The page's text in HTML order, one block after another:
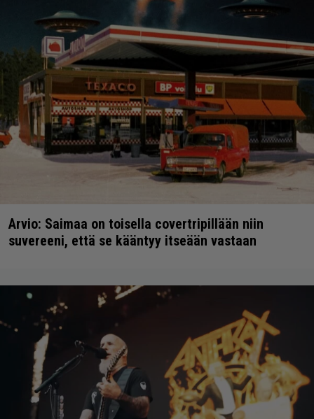
Arvio: Saimaa on toisella covertripillään niin
suvereeni, että se kääntyy itseään vastaan